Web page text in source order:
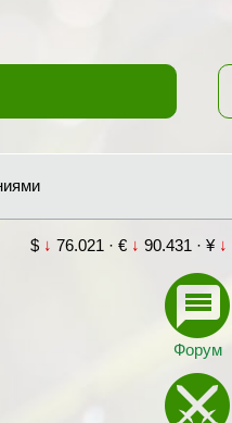
$ ↓ 76.021 · € ↓ 90.431 · ¥ ↓
Форум